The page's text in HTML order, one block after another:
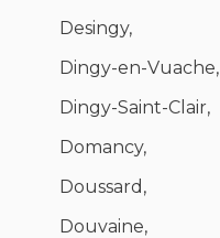
Desingy,
Dingy-en-Vuache,
Dingy-Saint-Clair,
Domancy,
Doussard,
Douvaine,